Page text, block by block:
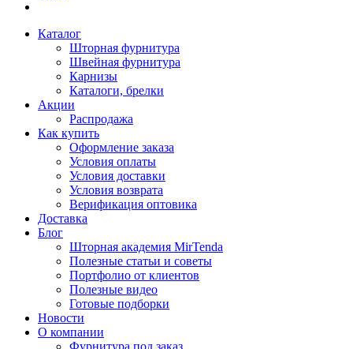
Каталог
Шторная фурнитура
Швейная фурнитура
Карнизы
Каталоги, брелки
Акции
Распродажа
Как купить
Оформление заказа
Условия оплаты
Условия доставки
Условия возврата
Верификация оптовика
Доставка
Блог
Шторная академия MirTenda
Полезные статьи и советы
Портфолио от клиентов
Полезные видео
Готовые подборки
Новости
О компании
Фурнитура под заказ